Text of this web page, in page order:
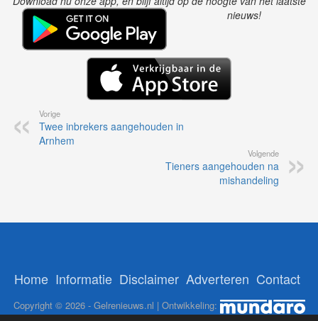
nieuws!
Vorige
Twee inbrekers aangehouden in
Arnhem
Volgende
Tieners aangehouden na
mishandeling
Home Informatie Disclaimer Adverteren Contact
Copyright © 2026 - Gelrenieuws.nl | Ontwikkeling: